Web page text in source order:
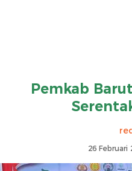
Pemkab
26 Februari